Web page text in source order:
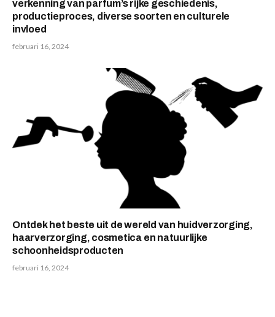
verkenning van parfum’s rijke geschiedenis,
productieproces, diverse soorten en culturele
invloed
februari 16, 2024
Ontdek het beste uit de wereld van huidverzorging,
haarverzorging, cosmetica en natuurlijke
schoonheidsproducten
februari 16, 2024